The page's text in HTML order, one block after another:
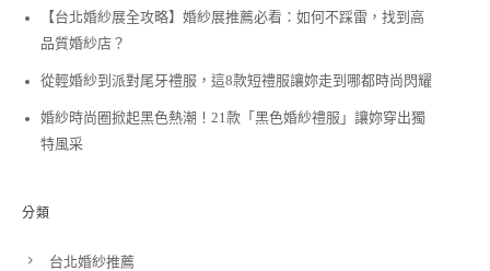
【台北婚紗展全攻略】婚紗展推薦必看：如何不踩雷，找到高
品質婚紗店？
從輕婚紗到派對尾牙禮服，這8款短禮服讓妳走到哪都時尚閃耀
婚紗時尚圈掀起黑色熱潮！21款「黑色婚紗禮服」讓妳穿出獨
特風采
分類
台北婚紗推薦